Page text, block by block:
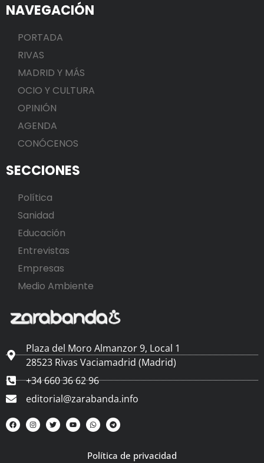
NAVEGACIÓN
PORTADA
RIVAS
MADRID Y MÁS
OCIO Y CULTURA
OPINIÓN
AGENDA
CONÓCENOS
SECCIONES
Política
Sanidad
Educación
Entrevistas
Empresas
Medio Ambiente
Plaza del Moro Almanzor 9, Local 1
28523 Rivas Vaciamadrid (Madrid)
+34 660 36 62 96
editorial@zarabanda.info
Política de privacidad